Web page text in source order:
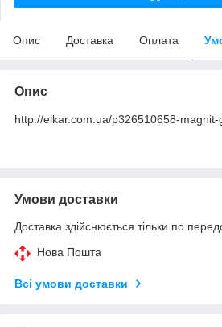
Опис Доставка Оплата
Опис
http://elkar.com.ua/p326510658-
Умови доставки
Доставка здійснюється тільки по
Нова Пошта
Всі умови доставки